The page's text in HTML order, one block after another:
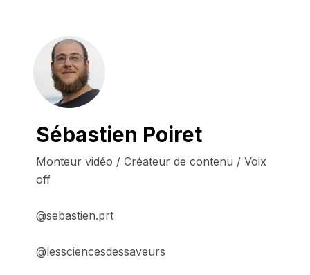
Sébastien Poiret
Monteur vidéo / Créateur de contenu / Voix
off
@sebastien.prt
@lessciencesdessaveurs